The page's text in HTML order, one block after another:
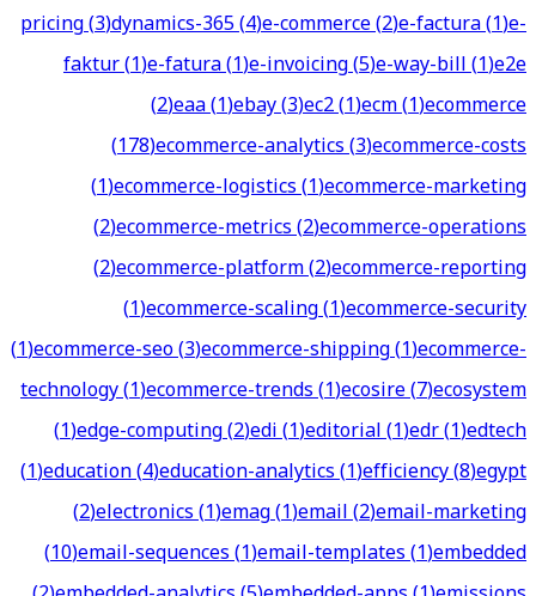
pricing(3)dynamics-365(4)e-commerce(2)e-factura(1)e-
faktur(1)e-fatura(1)e-invoicing(5)e-way-bill(1)e2e
(2)eaa(1)ebay(3)ec2(1)ecm(1)ecommerce
(178)ecommerce-analytics(3)ecommerce-costs
(1)ecommerce-logistics(1)ecommerce-marketing
(2)ecommerce-metrics(2)ecommerce-operations
(2)ecommerce-platform(2)ecommerce-reporting
(1)ecommerce-scaling(1)ecommerce-security
(1)ecommerce-seo(3)ecommerce-shipping(1)ecommerce-
technology(1)ecommerce-trends(1)ecosire(7)ecosystem
(1)edge-computing(2)edi(1)editorial(1)edr(1)edtech
(1)education(4)education-analytics(1)efficiency(8)egypt
(2)electronics(1)emag(1)email(2)email-marketing
(10)email-sequences(1)email-templates(1)embedded